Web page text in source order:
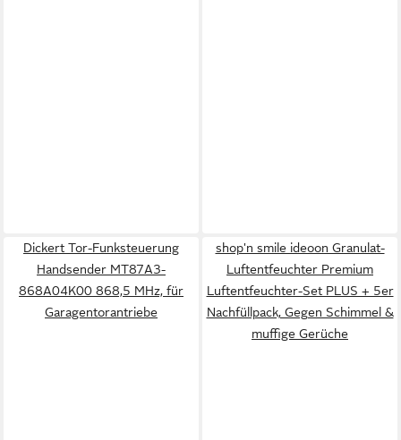
Dickert Tor-Funksteuerung
Handsender MT87A3-
868A04K00 868,5 MHz, für
Garagentorantriebe
shop'n smile ideoon Granulat-
Luftentfeuchter Premium
Luftentfeuchter-Set PLUS + 5er
Nachfüllpack, Gegen Schimmel &
muffige Gerüche